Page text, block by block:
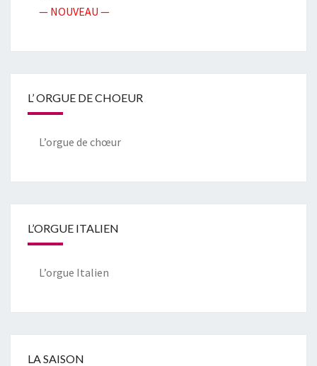
— NOUVEAU —
L’ ORGUE DE CHOEUR
L’orgue de chœur
L’ORGUE ITALIEN
L’orgue Italien
LA SAISON